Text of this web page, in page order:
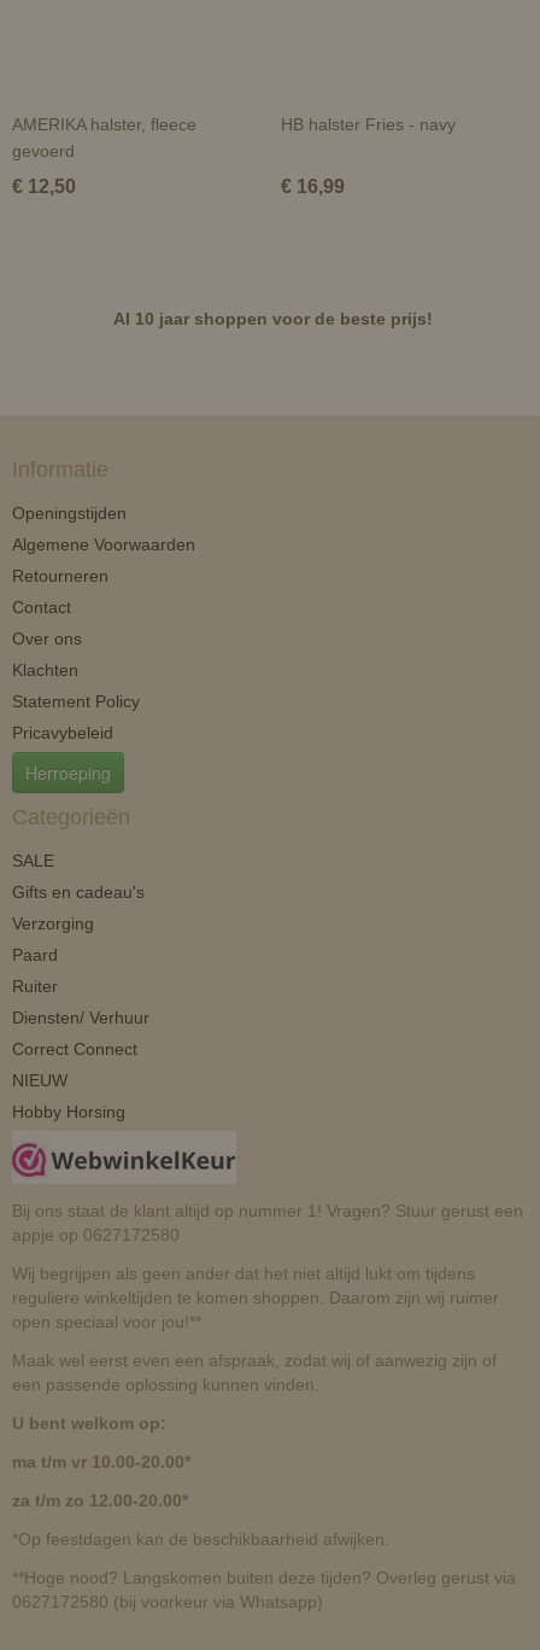
AMERIKA halster, fleece
gevoerd
€ 12,50
HB halster Fries - navy
€ 16,99
Al 10 jaar shoppen voor de beste prijs!
Informatie
Openingstijden
Algemene Voorwaarden
Retourneren
Contact
Over ons
Klachten
Statement Policy
Pricavybeleid
Herroeping
Categorieën
SALE
Gifts en cadeau's
Verzorging
Paard
Ruiter
Diensten/ Verhuur
Correct Connect
NIEUW
Hobby Horsing
Bij ons staat de klant altijd op nummer 1! Vragen? Stuur gerust een
appje op 0627172580
Wij begrijpen als geen ander dat het niet altijd lukt om tijdens
reguliere winkeltijden te komen shoppen. Daarom zijn wij ruimer
open speciaal voor jou!**
Maak wel eerst even een afspraak, zodat wij of aanwezig zijn of
een passende oplossing kunnen vinden.
U bent welkom op:
ma t/m vr 10.00-20.00*
za t/m zo 12.00-20.00*
*Op feestdagen kan de beschikbaarheid afwijken.
**Hoge nood? Langskomen buiten deze tijden? Overleg gerust via
0627172580 (bij voorkeur via Whatsapp)